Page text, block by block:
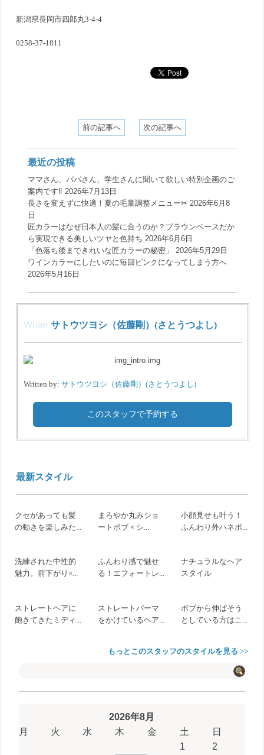
新潟県長岡市四郎丸3-4-4
0258-37-1811
前の記事へ 次の記事へ
最近の投稿
ママさん、パパさん、学生さんに聞いて欲しい特別企画のご
案内です‼️ 2026年7月13日
長さを変えずに快適！夏の毛量調整メニュー✂︎ 2026年6月8
日
匠カラーはなぜ日本人の髪に合うのか？ブラウンベースだか
ら実現できる美しいツヤと色持ち 2026年6月6日
「色落ち後まできれいな匠カラーの秘密」
2026年5月29日
ワインカラーにしたいのに毎回ピンクになってしまう方へ
2026年5月16日
Writerサトウツヨシ（佐藤剛）(さとうつよし)
Written by:サトウツヨシ（佐藤剛）(さとうつよし)
このスタッフで予約する
最新スタイル
クセがあっても髪
の動きを楽しみた...
まろやか丸みショ
ートボブ × シ...
小顔見せも叶う！
ふんわり外ハネボ...
洗練された中性的
魅力。前下がり×...
ふんわり感で魅せ
る！エフォートレ...
ナチュラルなヘア
スタイル
ストレートヘアに
飽きてきたミディ...
ストレートパーマ
をかけているヘア...
ボブから伸ばそう
としている方はこ...
もっとこのスタッフのスタイルを見る >>
2026年8月
月
火 水 木 金 土 日
1
2